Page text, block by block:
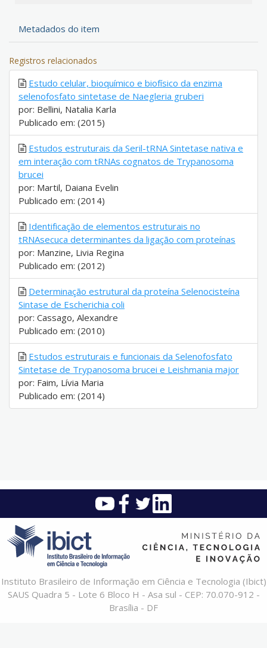
Metadados do item
Registros relacionados
Estudo celular, bioquímico e biofísico da enzima
selenofosfato sintetase de Naegleria gruberi
por: Bellini, Natalia Karla
Publicado em: (2015)
Estudos estruturais da Seril-tRNA Sintetase nativa e
em interação com tRNAs cognatos de Trypanosoma
brucei
por: Martil, Daiana Evelin
Publicado em: (2014)
Identificação de elementos estruturais no
tRNAsecuca determinantes da ligação com proteínas
por: Manzine, Livia Regina
Publicado em: (2012)
Determinação estrutural da proteína Selenocisteína
Sintase de Escherichia coli
por: Cassago, Alexandre
Publicado em: (2010)
Estudos estruturais e funcionais da Selenofosfato
Sintetase de Trypanosoma brucei e Leishmania major
por: Faim, Lívia Maria
Publicado em: (2014)
Instituto Brasileiro de Informação em Ciência e Tecnologia (Ibict)
SAUS Quadra 5 - Lote 6 Bloco H - Asa sul - CEP: 70.070-912 -
Brasília - DF